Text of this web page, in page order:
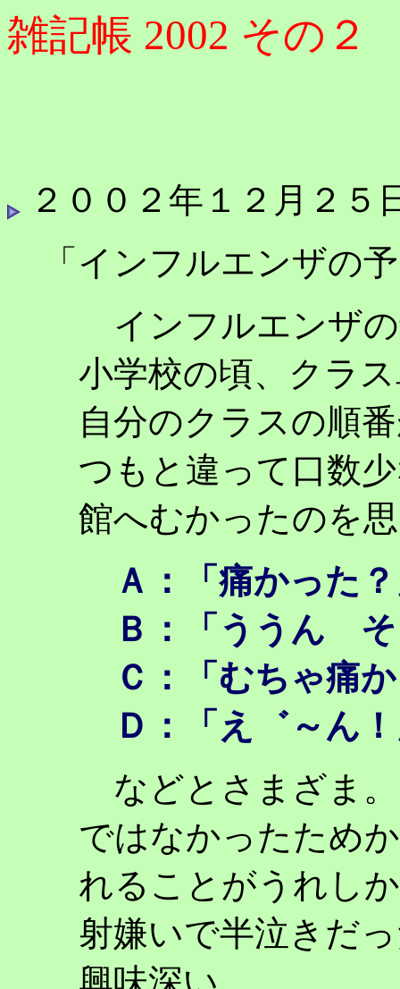
雑記帳 2002 その２
２００２年１２月２５
「インフルエンザの
インフルエンザ
小学校の頃、クラ
自分のクラスの順
つもと違って口数
館へむかったのを
Ａ：「痛かった
Ｂ：「ううん
Ｃ：「むちゃ痛
Ｄ：「え゛～ん
などとさまざま
ではなかったため
れることがうれし
射嫌いで半泣きだ